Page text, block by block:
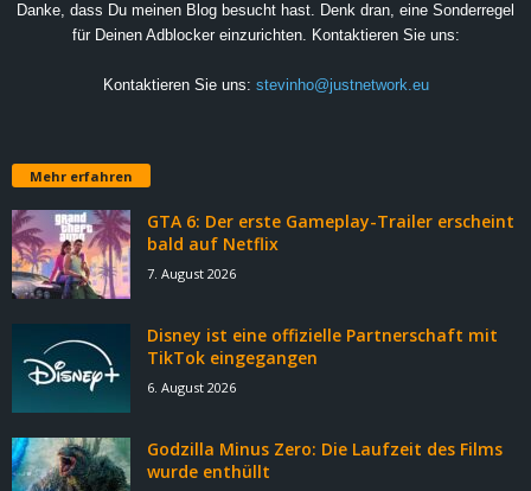
Danke, dass Du meinen Blog besucht hast. Denk dran, eine Sonderregel
für Deinen Adblocker einzurichten. Kontaktieren Sie uns:
Kontaktieren Sie uns: stevinho@justnetwork.eu
Mehr erfahren
GTA 6: Der erste Gameplay-Trailer erscheint
bald auf Netflix
7. August 2026
Disney ist eine offizielle Partnerschaft mit
TikTok eingegangen
6. August 2026
Godzilla Minus Zero: Die Laufzeit des Films
wurde enthüllt